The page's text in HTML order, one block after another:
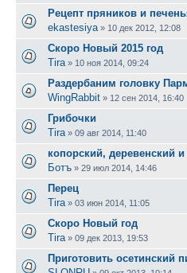
Рецепт пряников и
ekastesiya » 10 дек 2012, 12:08
Скоро Новый 2015 год
Tira » 10 ноя 2014, 09:24
Раздербаним головку
WingRabbit » 12 сен 2014, 16:40
Грибочки
Tira » 09 авг 2014, 11:40
копорский, деревенский
Ботъ » 29 июл 2014, 14:46
Перец
Tira » 03 июн 2014, 11:05
Скоро Новый год
Tira » 09 дек 2013, 19:53
Приготовить осетинский